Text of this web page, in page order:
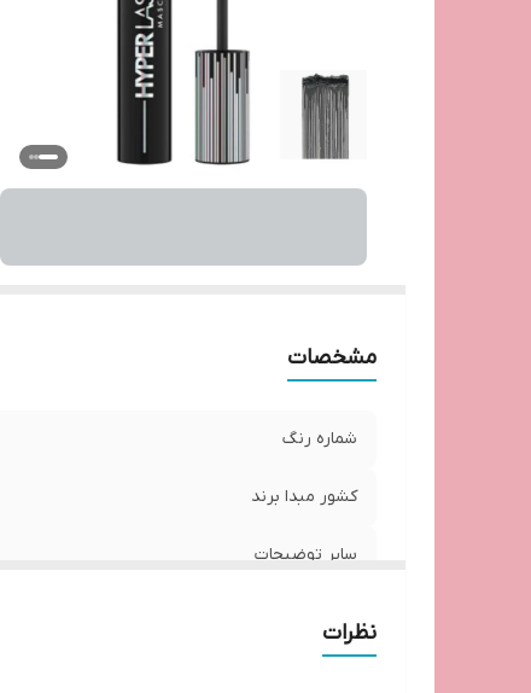
مشخصات
شماره رنگ
کشور مبدا برند
سایر توضیحات
نظرات